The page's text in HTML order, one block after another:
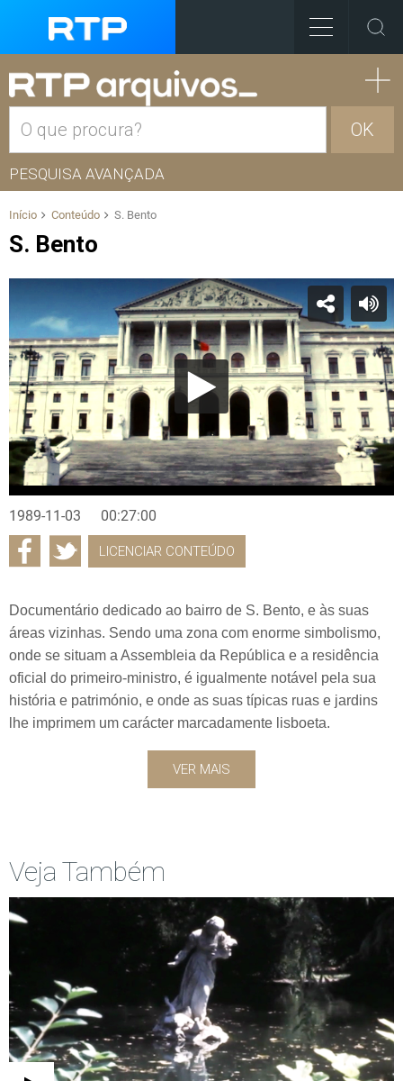
OK
PESQUISA AVANÇADA
Início Conteúdo S. Bento
S. Bento
1989-11-03 00:27:00
LICENCIAR CONTEÚDO
Documentário dedicado ao bairro de S. Bento, e às suas
áreas vizinhas. Sendo uma zona com enorme simbolismo,
onde se situam a Assembleia da República e a residência
oficial do primeiro-ministro, é igualmente notável pela sua
história e património, e onde as suas típicas ruas e jardins
lhe imprimem um carácter marcadamente lisboeta.
VER MAIS
Veja Também